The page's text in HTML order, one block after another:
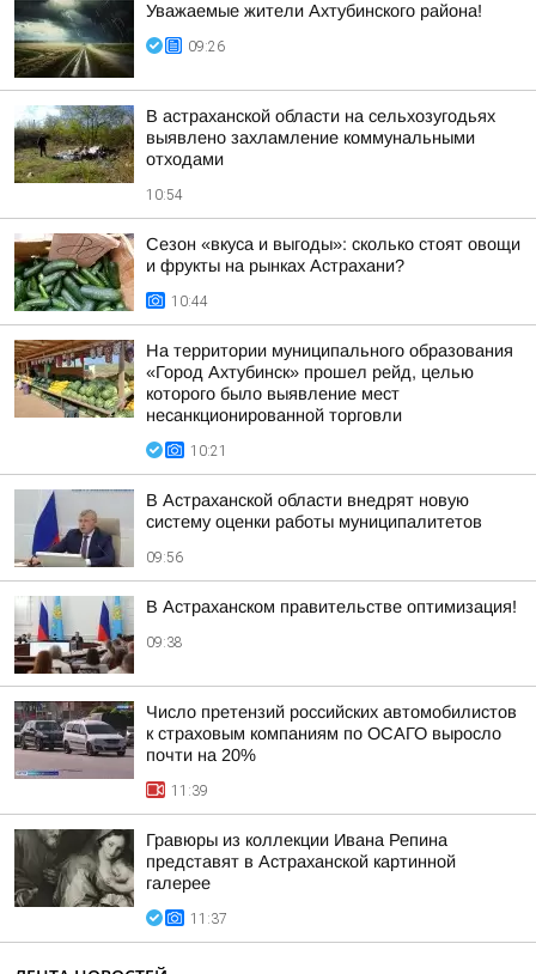
Уважаемые жители Ахтубинского района!
09:26
В астраханской области на сельхозугодьях
выявлено захламление коммунальными
отходами
10:54
Сезон «вкуса и выгоды»: сколько стоят овощи
и фрукты на рынках Астрахани?
10:44
На территории муниципального образования
«Город Ахтубинск» прошел рейд, целью
которого было выявление мест
несанкционированной торговли
10:21
В Астраханской области внедрят новую
систему оценки работы муниципалитетов
09:56
В Астраханском правительстве оптимизация!
09:38
Число претензий российских автомобилистов
к страховым компаниям по ОСАГО выросло
почти на 20%
11:39
Гравюры из коллекции Ивана Репина
представят в Астраханской картинной
галерее
11:37